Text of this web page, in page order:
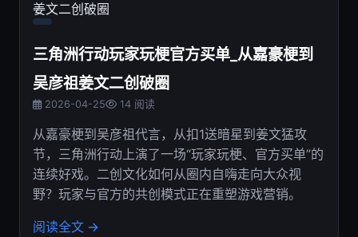
三角洲行动玩家玩梗官方买单_从嘉豪梗到
吴彦祖姜文二创破圈
2026-04-25 14 阅读
从嘉豪梗到吴彦祖代言，从扣1送暗星到姜文猛攻
节，三角洲行动上演了一场“玩家玩梗、官方买单”的
连续好戏。二创文化如何从圈内自嗨走向大众视
野？玩家与官方的共创模式正在重塑游戏营销。
阅读全文 →